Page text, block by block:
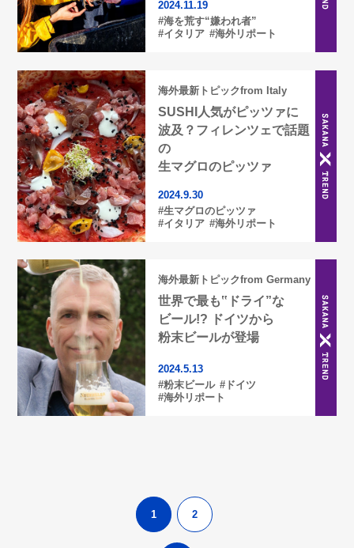
2024.11.19
#海を荒す“嫌われ者”
#イタリア #海外リポート
海外最新トピックfrom Italy
SUSHI人気がピッツァに
波及？フィレンツェで話題
の
生マグロのピッツァ
2024.9.30
#生マグロのピッツァ
#イタリア #海外リポート
海外最新トピックfrom Germany
世界で最も‟ドライ”な
ビール!? ドイツから
粉末ビールが登場
2024.5.13
#粉末ビール #ドイツ
#海外リポート
1 2